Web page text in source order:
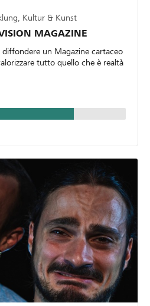
Kultur & Kunst
MAGAZINE
diffondere un Magazine cartaceo
tutto quello che è realtà